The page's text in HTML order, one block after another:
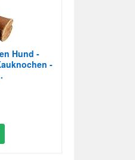
Hund -
-